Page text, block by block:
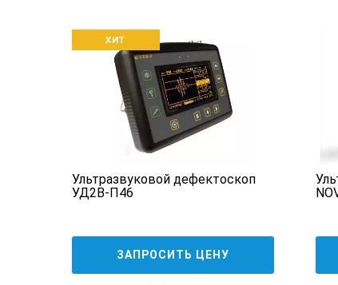
Ультразвуковой
В его качественных
ХИТ
Ультразвуковой дефектоскоп
УД2В-П46
ЗАПРОСИТЬ ЦЕНУ